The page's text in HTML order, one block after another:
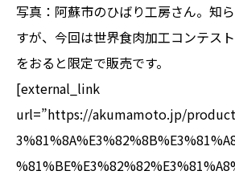
写真：阿蘇市のひばり工房さん。知
すが、今回は世界食肉加工コンテス
をおると限定で販売です。
[external_link
url=”https://akumamoto.jp/